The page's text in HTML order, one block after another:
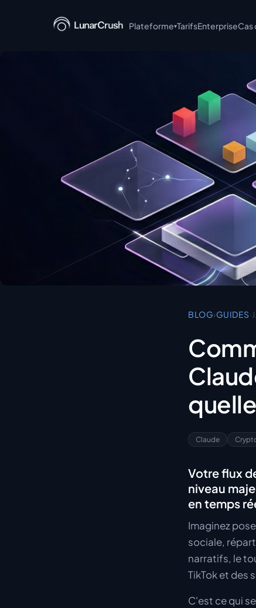
Plateforme▾
LunarCrush CLI
LunarCrush + Claude
LunarCrush Discover
LunarCrush Collections
TarifsEnterpriseCas
BLOG›GUIDES·
Claude
Votre flux
niveau
en temps
Imaginez
sociale,
narratifs, le
TikTok et des
C'est ce qui